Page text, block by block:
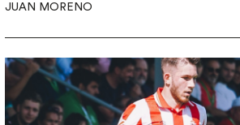
JUAN MORENO